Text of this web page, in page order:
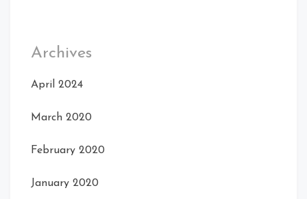
Archives
April 2024
March 2020
February 2020
January 2020